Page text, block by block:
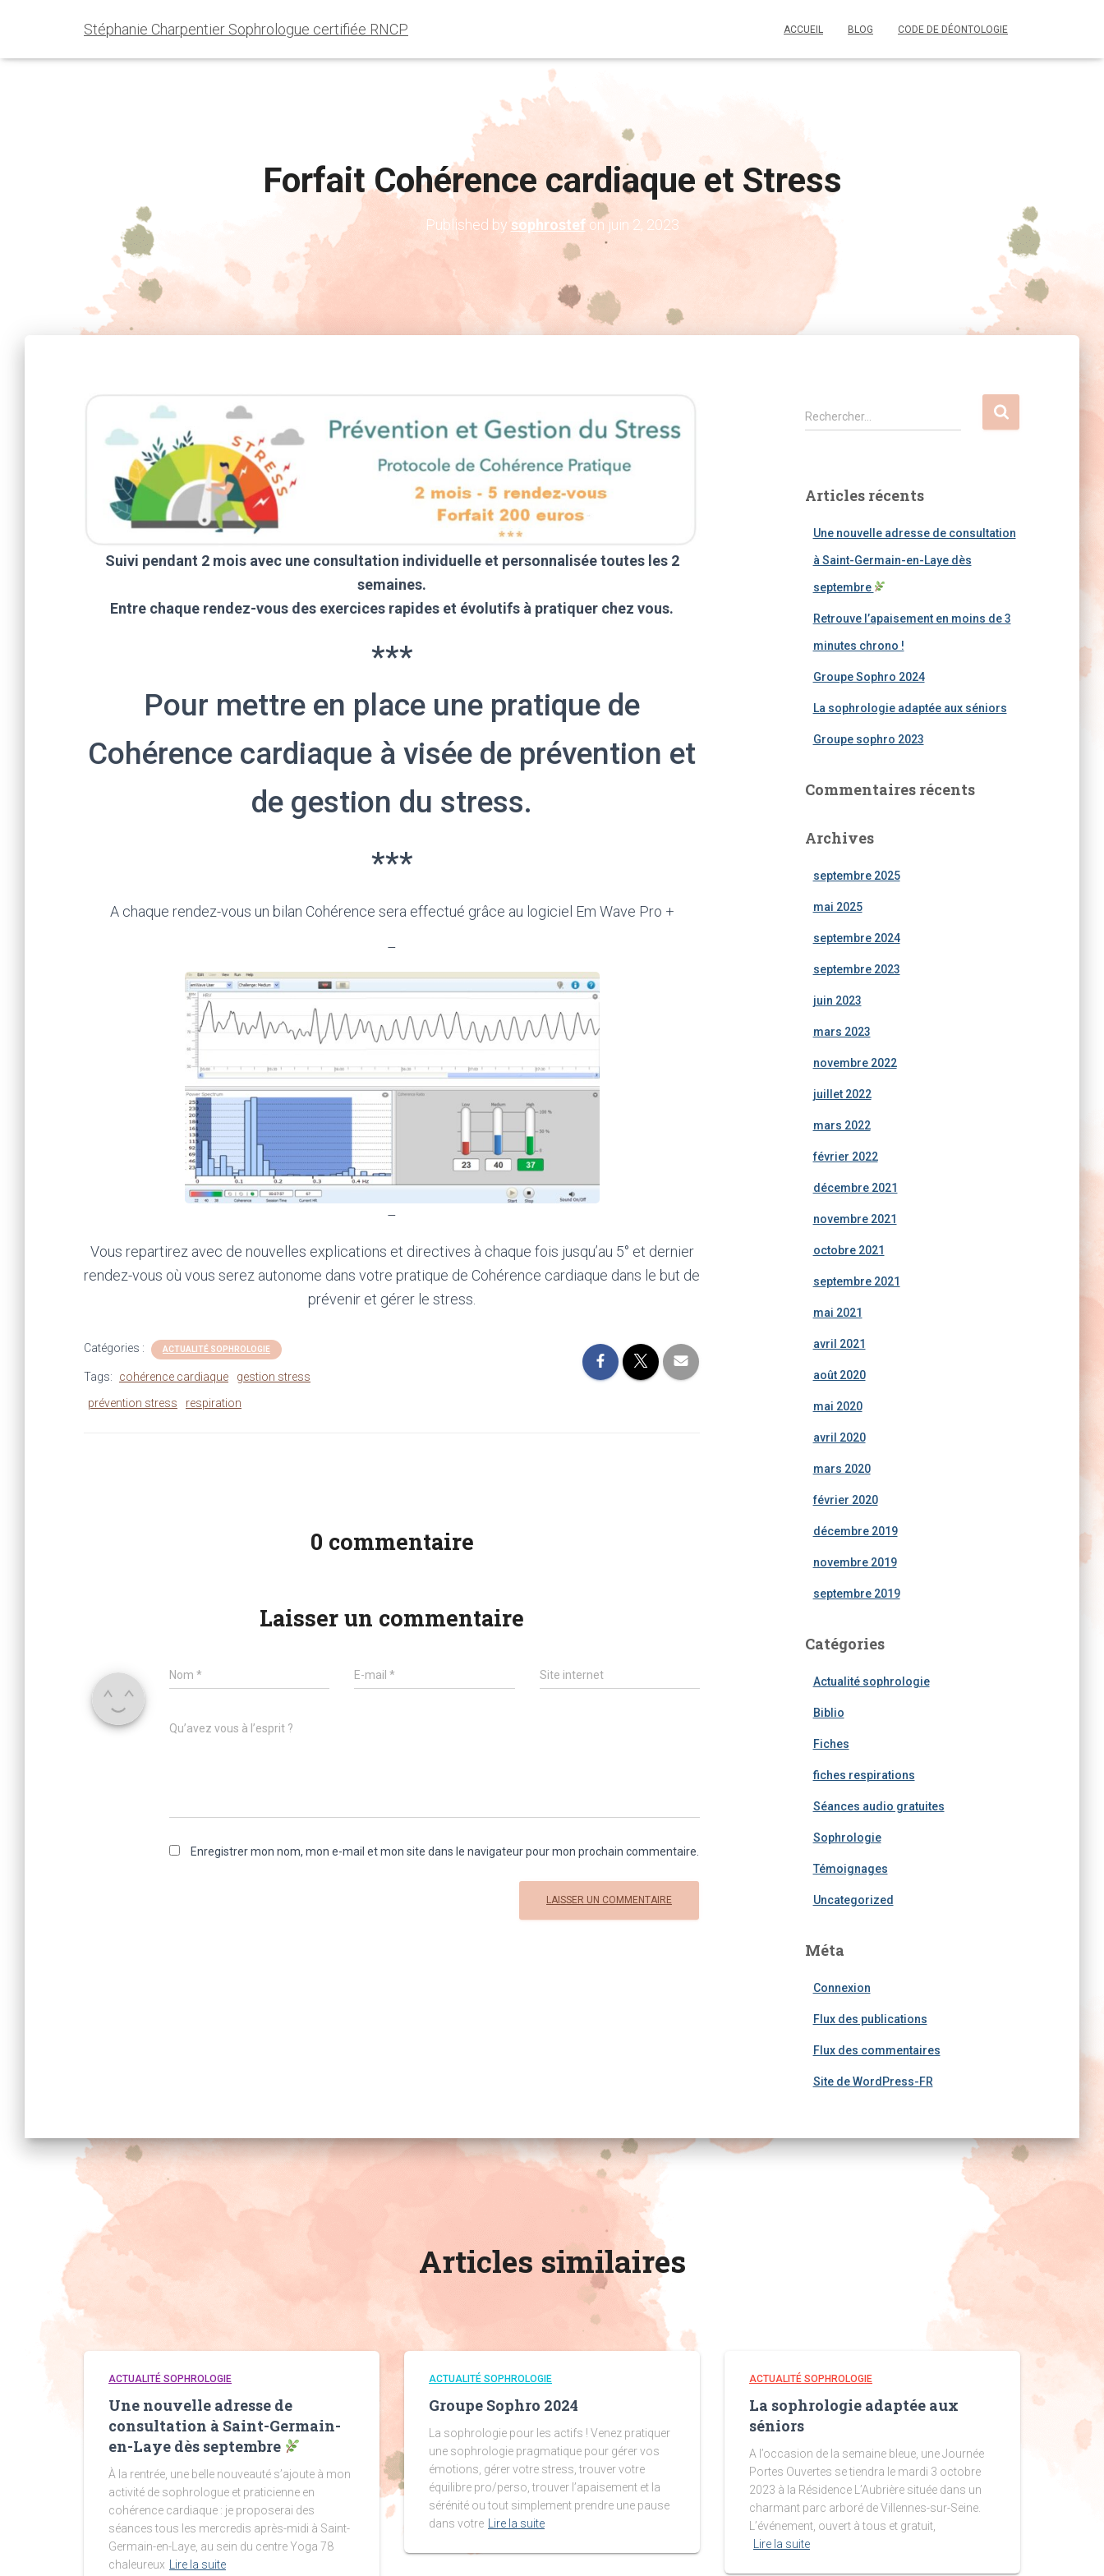
Stéphanie Charpentier Sophrologue certifiée RNCP ACCUEIL BLOG CODE DE DÉONTOLOGIE
Forfait Cohérence cardiaque et Stress
Published by sophrostefon juin 2, 2023
Suivi pendant 2 mois avec une consultation individuelle et personnalisée toutes les 2
semaines.
Entre chaque rendez-vous des exercices rapides et évolutifs à pratiquer chez vous.
***
Pour mettre en place une pratique de
Cohérence cardiaque à visée de prévention et
de gestion du stress.
***
A chaque rendez-vous un bilan Cohérence sera effectué grâce au logiciel Em Wave Pro +
–
–
Vous repartirez avec de nouvelles explications et directives à chaque fois jusqu’au 5° et dernier
rendez-vous où vous serez autonome dans votre pratique de Cohérence cardiaque dans le but de
prévenir et gérer le stress.
Catégories : ACTUALITÉ SOPHROLOGIE
Tags: cohérence cardiaque
gestion stress
prévention stress
respiration
0 commentaire
Laisser un commentaire
Nom *
Name E-mail*
Email Site internet
Website
Qu’avez vous à l’esprit ?
Comment
Enregistrer mon nom, mon e-mail et mon site dans le navigateur pour mon prochain commentaire.
R
e
r
Rechercher…
Articles récents
Une nouvelle adresse de consultation
à Saint-Germain-en-Laye dès
septembre
Retrouve l’apaisement en moins de 3
minutes chrono !
Groupe Sophro 2024
La sophrologie adaptée aux séniors
Groupe sophro 2023
Commentaires récents
Archives
septembre 2025
mai 2025
septembre 2024
septembre 2023
juin 2023
mars 2023
novembre 2022
juillet 2022
mars 2022
février 2022
décembre 2021
novembre 2021
octobre 2021
septembre 2021
mai 2021
avril 2021
août 2020
mai 2020
avril 2020
mars 2020
février 2020
décembre 2019
novembre 2019
septembre 2019
Catégories
Actualité sophrologie
Biblio
Fiches
fiches respirations
Séances audio gratuites
Sophrologie
Témoignages
Uncategorized
Méta
Connexion
Flux des publications
Flux des commentaires
Site de WordPress-FR
Articles similaires
ACTUALITÉ SOPHROLOGIE
Une nouvelle adresse de
consultation à Saint-Germain-
en-Laye dès septembre
À la rentrée, une belle nouveauté s’ajoute à mon
activité de sophrologue et praticienne en
cohérence cardiaque : je proposerai des
séances tous les mercredis après-midi à Saint-
Germain-en-Laye, au sein du centre Yoga 78
chaleureux
Lire la suite
ACTUALITÉ SOPHROLOGIE
Groupe Sophro 2024
La sophrologie pour les actifs ! Venez pratiquer
une sophrologie pragmatique pour gérer vos
émotions, gérer votre stress, trouver votre
équilibre pro/perso, trouver l’apaisement et la
sérénité ou tout simplement prendre une pause
dans votre
Lire la suite
ACTUALITÉ SOPHROLOGIE
La sophrologie adaptée aux
séniors
A l’occasion de la semaine bleue, une Journée
Portes Ouvertes se tiendra le mardi 3 octobre
2023 à la Résidence L’Aubrière située dans un
charmant parc arboré de Villennes-sur-Seine.
L’événement, ouvert à tous et gratuit,
Lire la suite